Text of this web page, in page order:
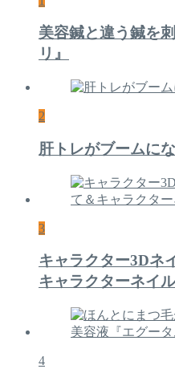
美容鍼と違う鍼を
リ』
2
肝トレがブームに
3
キャラクター3Dネ
キャラクターネイル
4